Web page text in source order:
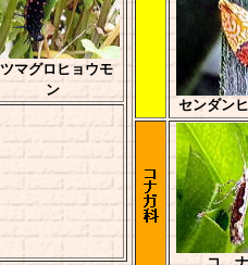
ツマグロヒョウモ
ン
センダン